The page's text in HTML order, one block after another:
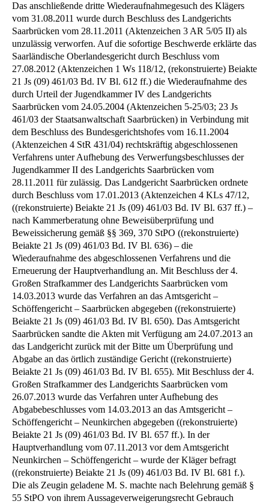
Das anschließende dritte Wiederaufnahmegesuch des Klägers
vom 31.08.2011 wurde durch Beschluss des Landgerichts
Saarbrücken vom 28.11.2011 (Aktenzeichen 3 AR 5/05 II) als
unzulässig verworfen. Auf die sofortige Beschwerde erklärte das
Saarländische Oberlandesgericht durch Beschluss vom
27.08.2012 (Aktenzeichen 1 Ws 118/12, (rekonstruierte) Beiakte
21 Js (09) 461/03 Bd. IV Bl. 612 ff.) die Wiederaufnahme des
durch Urteil der Jugendkammer IV des Landgerichts
Saarbrücken vom 24.05.2004 (Aktenzeichen 5-25/03; 23 Js
461/03 der Staatsanwaltschaft Saarbrücken) in Verbindung mit
dem Beschluss des Bundesgerichtshofes vom 16.11.2004
(Aktenzeichen 4 StR 431/04) rechtskräftig abgeschlossenen
Verfahrens unter Aufhebung des Verwerfungsbeschlusses der
Jugendkammer II des Landgerichts Saarbrücken vom
28.11.2011 für zulässig. Das Landgericht Saarbrücken ordnete
durch Beschluss vom 17.01.2013 (Aktenzeichen 4 KLs 47/12,
((rekonstruierte) Beiakte 21 Js (09) 461/03 Bd. IV Bl. 637 ff.) –
nach Kammerberatung ohne Beweisüberprüfung und
Beweissicherung gemäß §§ 369, 370 StPO ((rekonstruierte)
Beiakte 21 Js (09) 461/03 Bd. IV Bl. 636) – die
Wiederaufnahme des abgeschlossenen Verfahrens und die
Erneuerung der Hauptverhandlung an. Mit Beschluss der 4.
Großen Strafkammer des Landgerichts Saarbrücken vom
14.03.2013 wurde das Verfahren an das Amtsgericht –
Schöffengericht – Saarbrücken abgegeben ((rekonstruierte)
Beiakte 21 Js (09) 461/03 Bd. IV Bl. 650). Das Amtsgericht
Saarbrücken sandte die Akten mit Verfügung am 24.07.2013 an
das Landgericht zurück mit der Bitte um Überprüfung und
Abgabe an das örtlich zuständige Gericht ((rekonstruierte)
Beiakte 21 Js (09) 461/03 Bd. IV Bl. 655). Mit Beschluss der 4.
Großen Strafkammer des Landgerichts Saarbrücken vom
26.07.2013 wurde das Verfahren unter Aufhebung des
Abgabebeschlusses vom 14.03.2013 an das Amtsgericht –
Schöffengericht – Neunkirchen abgegeben ((rekonstruierte)
Beiakte 21 Js (09) 461/03 Bd. IV Bl. 657 ff.). In der
Hauptverhandlung vom 07.11.2013 vor dem Amtsgericht
Neunkirchen – Schöffengericht – wurde der Kläger befragt
((rekonstruierte) Beiakte 21 Js (09) 461/03 Bd. IV Bl. 681 f.).
Die als Zeugin geladene M. S. machte nach Belehrung gemäß §
55 StPO von ihrem Aussageverweigerungsrecht Gebrauch